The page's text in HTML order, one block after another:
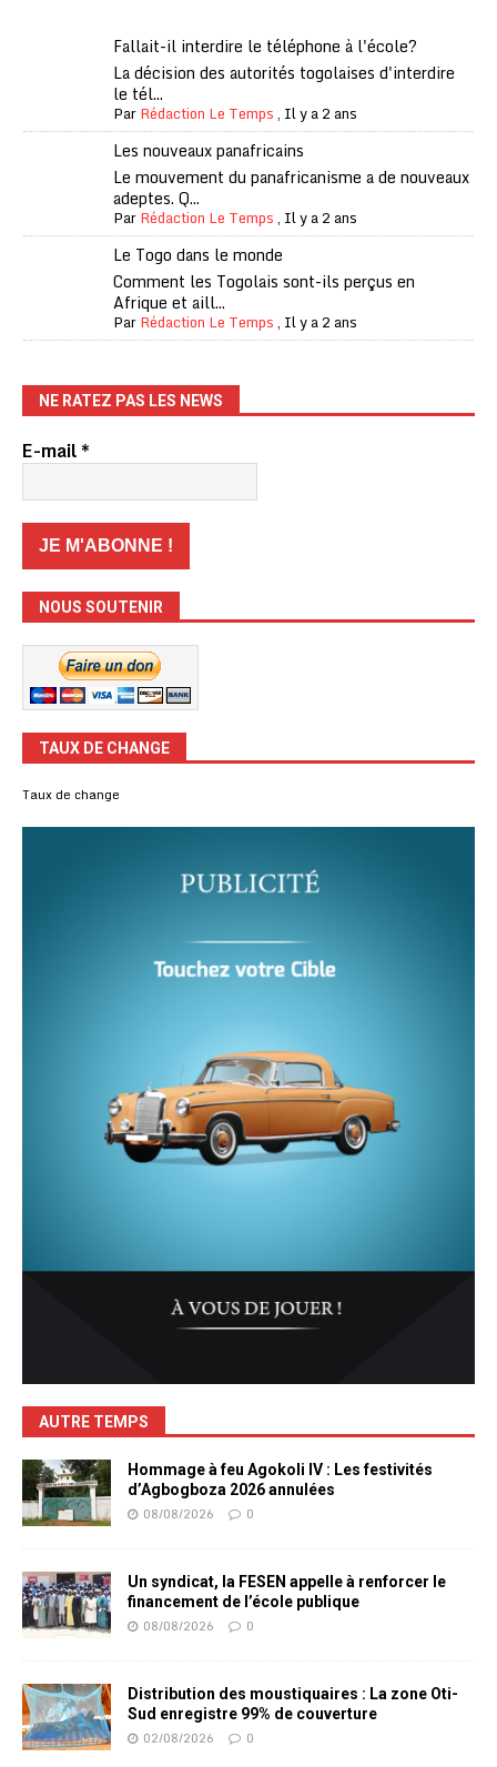
Fallait-il interdire le téléphone à l'école?
La décision des autorités togolaises d'interdire
le tél...
ParRédaction Le Temps, Il y a 2 ans
Les nouveaux panafricains
Le mouvement du panafricanisme a de nouveaux
adeptes. Q...
ParRédaction Le Temps, Il y a 2 ans
Le Togo dans le monde
Comment les Togolais sont-ils perçus en
Afrique et aill...
ParRédaction Le Temps, Il y a 2 ans
NE RATEZ PAS LES NEWS
E-mail*
NOUS SOUTENIR
TAUX DE CHANGE
Taux de change
AUTRE TEMPS
Hommage à feu Agokoli IV : Les festivités
d’Agbogboza 2026 annulées
08/08/2026 0
Un syndicat, la FESEN appelle à renforcer le
financement de l’école publique
08/08/2026 0
Distribution des moustiquaires : La zone Oti-
Sud enregistre 99% de couverture
02/08/2026 0